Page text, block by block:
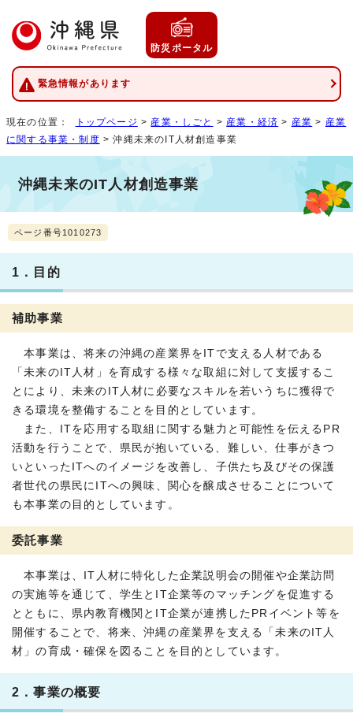
防災ポータル
緊急情報があります
現在の位置： トップページ > 産業・しごと > 産業・経済 > 産業 > 産業
に関する事業・制度 > 沖縄未来のIT人材創造事業
沖縄未来のIT人材創造事業
ページ番号1010273
1．目的
補助事業
本事業は、将来の沖縄の産業界をITで支える人材である
「未来のIT人材」を育成する様々な取組に対して支援するこ
とにより、未来のIT人材に必要なスキルを若いうちに獲得で
きる環境を整備することを目的としています。
また、ITを応用する取組に関する魅力と可能性を伝えるPR
活動を行うことで、県民が抱いている、難しい、仕事がきつ
いといったITへのイメージを改善し、子供たち及びその保護
者世代の県民にITへの興味、関心を醸成させることについて
も本事業の目的としています。
委託事業
本事業は、IT人材に特化した企業説明会の開催や企業訪問
の実施等を通じて、学生とIT企業等のマッチングを促進する
とともに、県内教育機関とIT企業が連携したPRイベント等を
開催することで、将来、沖縄の産業界を支える「未来のIT人
材」の育成・確保を図ることを目的としています。
2．事業の概要